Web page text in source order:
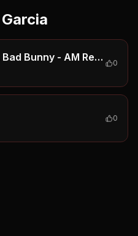
Nio Garcia, J Balvin, Bad Bunny - AM Remix 0
0